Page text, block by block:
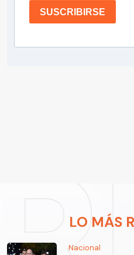
SUSCRIBIRSE
LO MÁS
Nacional